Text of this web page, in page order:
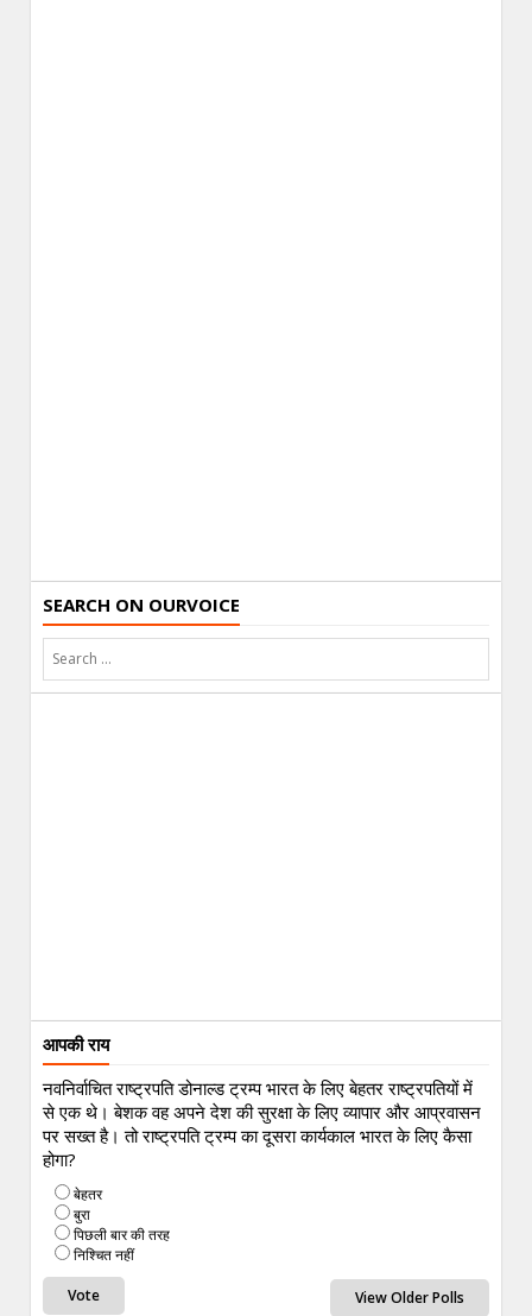
SEARCH ON OURVOICE
आपकी राय
नवनिर्वाचित राष्ट्रपति डोनाल्ड ट्रम्प भारत के लिए बेहतर राष्ट्रपतियों में
से एक थे। बेशक वह अपने देश की सुरक्षा के लिए व्यापार और आप्रवासन
पर सख्त है। तो राष्ट्रपति ट्रम्प का दूसरा कार्यकाल भारत के लिए कैसा
होगा?
बेहतर
बुरा
पिछली बार की तरह
निश्चित नहीं
View Older Polls